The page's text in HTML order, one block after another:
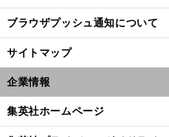
ブラウザプッシュ通知について
サイトマップ
企業情報
集英社ホームページ